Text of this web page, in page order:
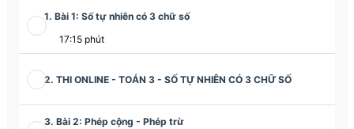
1. Bài 1: Số tự nhiên có 3 chữ số
17:15 phút
2. THI ONLINE - TOÁN 3 - SỐ TỰ NHIÊN CÓ 3 CHỮ SỐ
3. Bài 2: Phép cộng - Phép trừ